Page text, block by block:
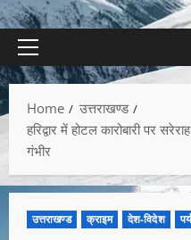
Home
उत्तराखण्ड
हरिद्वार में होटल कारोबारी पर
गंभीर
उत्तराखण्ड क्राइम देश-विदेश